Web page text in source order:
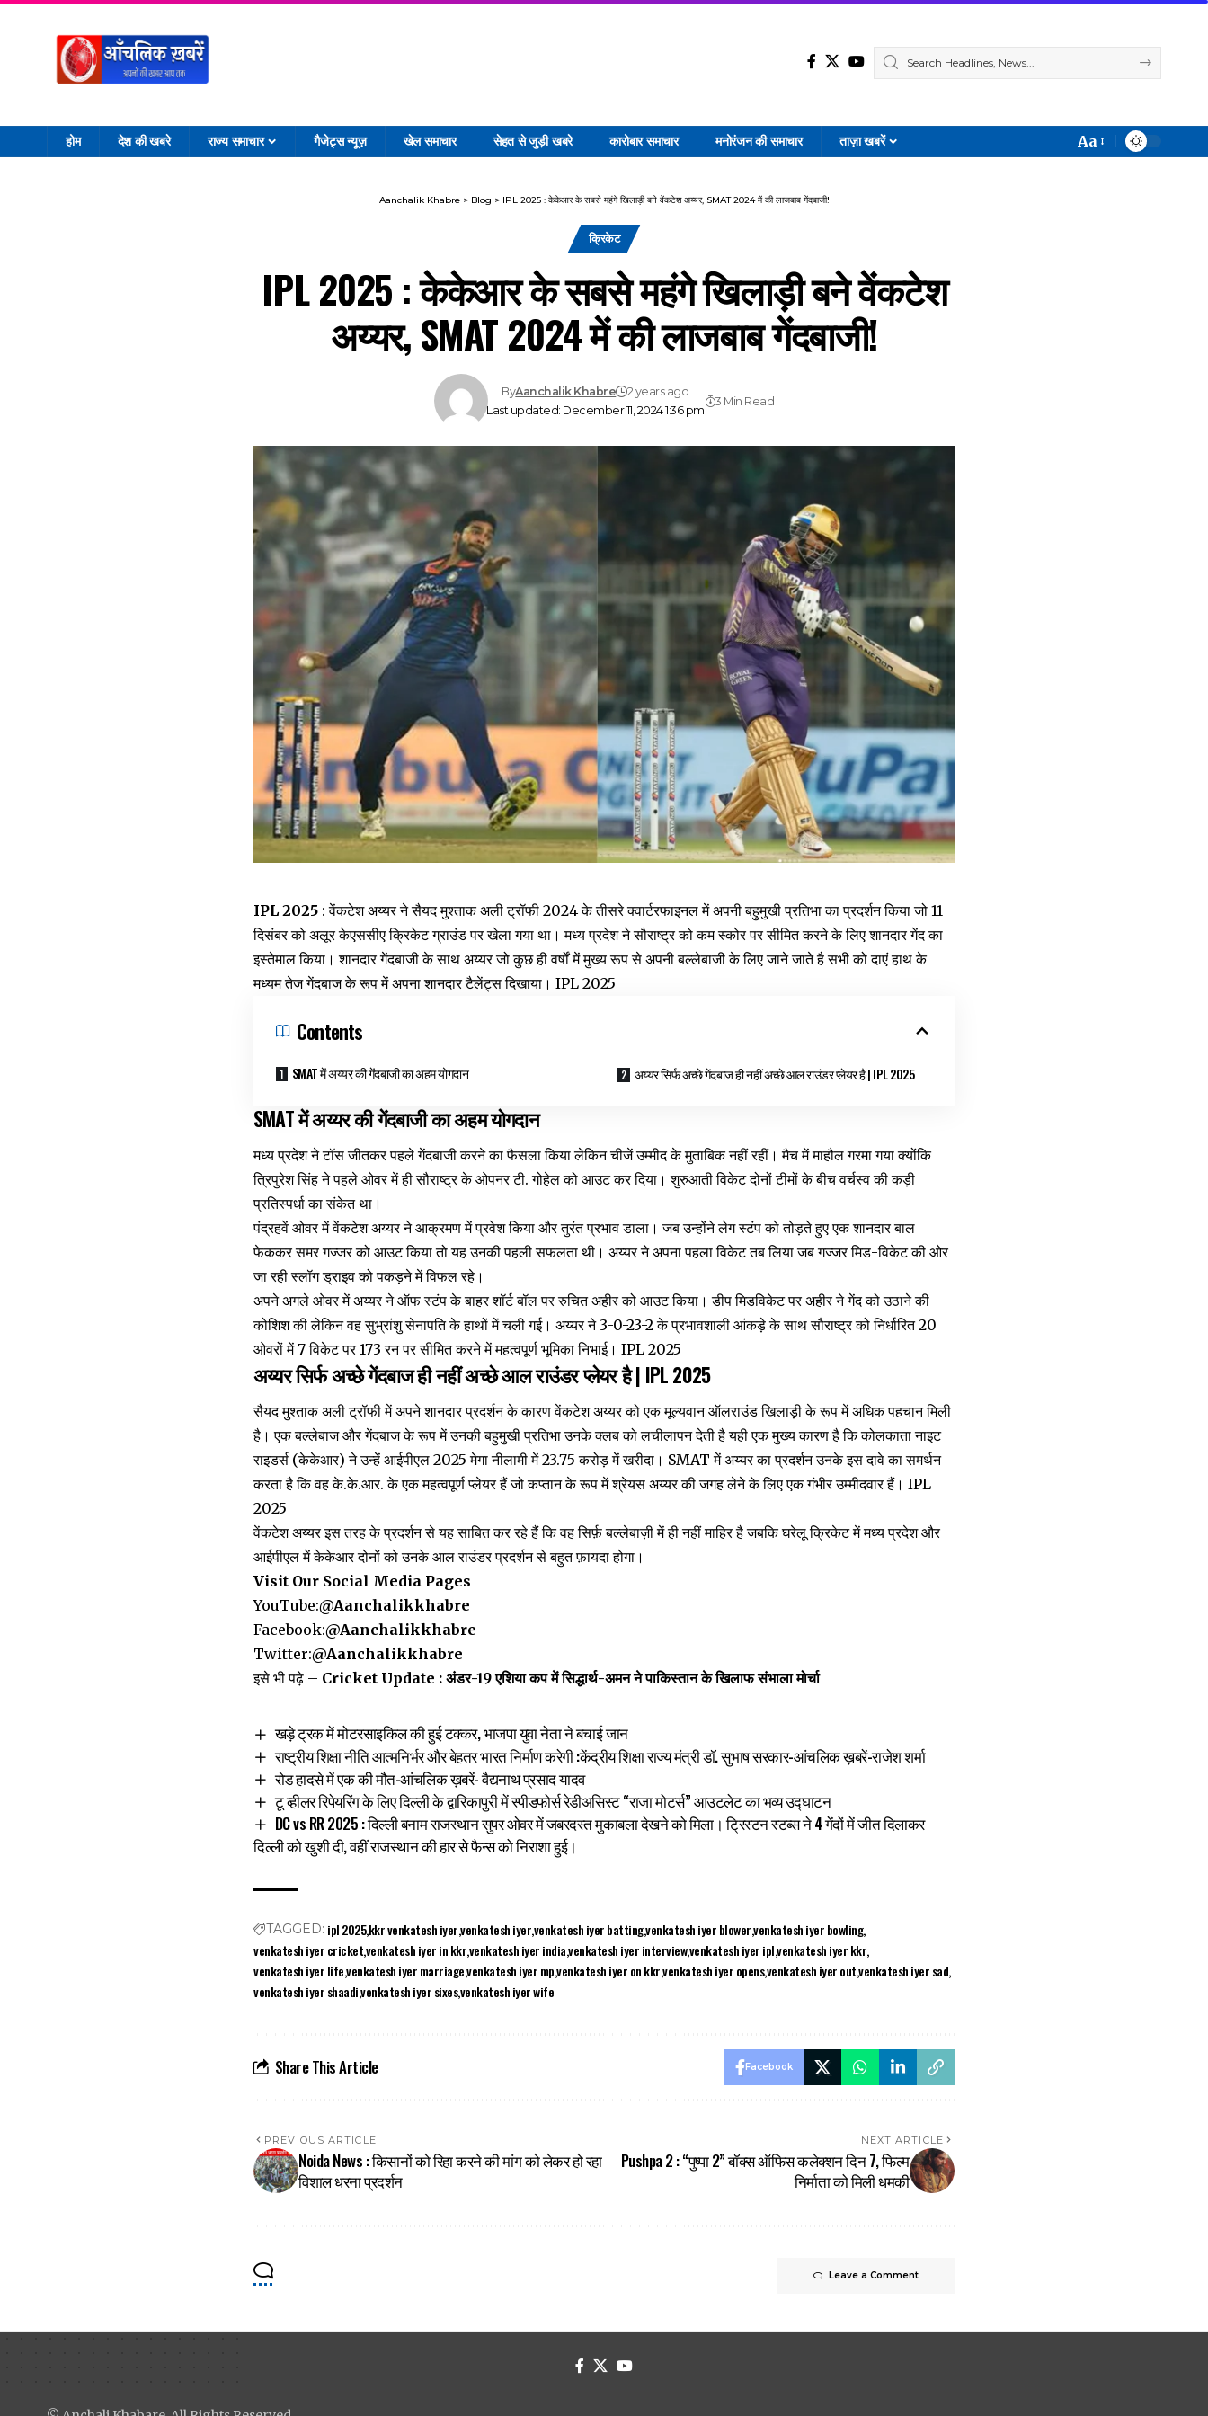
होम देश की खबरे राज्य समाचार गैजेट्स न्यूज़ खेल समाचार सेहत से जुड़ी खबरे कारोबार समाचार मनोरंजन की समाचार ताज़ा खबरें
Font
Aa
Aanchalik Khabre> Blog > IPL 2025 : केकेआर के सबसे महंगे खिलाड़ी बने वेंकटेश अय्यर, SMAT 2024 में की लाजबाब गेंदबाजी!
क्रिकेट
IPL 2025 : केकेआर के सबसे महंगे खिलाड़ी बने वेंकटेश
अय्यर, SMAT 2024 में की लाजबाब गेंदबाजी!
Last updated: December 11, 2024 1:36 pm
ByAanchalik Khabre 2 years ago
3 Min Read
IPL 2025 : वेंकटेश अय्यर ने सैयद मुश्ताक अली ट्रॉफी 2024 के तीसरे क्वार्टरफाइनल में अपनी बहुमुखी प्रतिभा का प्रदर्शन किया जो 11
दिसंबर को अलूर केएससीए क्रिकेट ग्राउंड पर खेला गया था। मध्य प्रदेश ने सौराष्ट्र को कम स्कोर पर सीमित करने के लिए शानदार गेंद का
इस्तेमाल किया। शानदार गेंदबाजी के साथ अय्यर जो कुछ ही वर्षों में मुख्य रूप से अपनी बल्लेबाजी के लिए जाने जाते है सभी को दाएं हाथ के
मध्यम तेज गेंदबाज के रूप में अपना शानदार टैलेंट्स दिखाया। IPL 2025
Contents
SMAT में अय्यर की गेंदबाजी का अहम योगदान अय्यर सिर्फ अच्छे गेंदबाज ही नहीं अच्छे आल राउंडर प्लेयर है | IPL 2025
SMAT में अय्यर की गेंदबाजी का अहम योगदान
मध्य प्रदेश ने टॉस जीतकर पहले गेंदबाजी करने का फैसला किया लेकिन चीजें उम्मीद के मुताबिक नहीं रहीं। मैच में माहौल गरमा गया क्योंकि
त्रिपुरेश सिंह ने पहले ओवर में ही सौराष्ट्र के ओपनर टी. गोहेल को आउट कर दिया। शुरुआती विकेट दोनों टीमों के बीच वर्चस्व की कड़ी
प्रतिस्पर्धा का संकेत था।
पंद्रहवें ओवर में वेंकटेश अय्यर ने आक्रमण में प्रवेश किया और तुरंत प्रभाव डाला। जब उन्होंने लेग स्टंप को तोड़ते हुए एक शानदार बाल
फेककर समर गज्जर को आउट किया तो यह उनकी पहली सफलता थी। अय्यर ने अपना पहला विकेट तब लिया जब गज्जर मिड-विकेट की ओर
जा रही स्लॉग ड्राइव को पकड़ने में विफल रहे।
अपने अगले ओवर में अय्यर ने ऑफ स्टंप के बाहर शॉर्ट बॉल पर रुचित अहीर को आउट किया। डीप मिडविकेट पर अहीर ने गेंद को उठाने की
कोशिश की लेकिन वह सुभ्रांशु सेनापति के हाथों में चली गई। अय्यर ने 3-0-23-2 के प्रभावशाली आंकड़े के साथ सौराष्ट्र को निर्धारित 20
ओवरों में 7 विकेट पर 173 रन पर सीमित करने में महत्वपूर्ण भूमिका निभाई। IPL 2025
अय्यर सिर्फ अच्छे गेंदबाज ही नहीं अच्छे आल राउंडर प्लेयर है | IPL 2025
सैयद मुश्ताक अली ट्रॉफी में अपने शानदार प्रदर्शन के कारण वेंकटेश अय्यर को एक मूल्यवान ऑलराउंड खिलाड़ी के रूप में अधिक पहचान मिली
है। एक बल्लेबाज और गेंदबाज के रूप में उनकी बहुमुखी प्रतिभा उनके क्लब को लचीलापन देती है यही एक मुख्य कारण है कि कोलकाता नाइट
राइडर्स (केकेआर) ने उन्हें आईपीएल 2025 मेगा नीलामी में ₹23.75 करोड़ में खरीदा। SMAT में अय्यर का प्रदर्शन उनके इस दावे का समर्थन
करता है कि वह के.के.आर. के एक महत्वपूर्ण प्लेयर हैं जो कप्तान के रूप में श्रेयस अय्यर की जगह लेने के लिए एक गंभीर उम्मीदवार हैं। IPL
2025
वेंकटेश अय्यर इस तरह के प्रदर्शन से यह साबित कर रहे हैं कि वह सिर्फ़ बल्लेबाज़ी में ही नहीं माहिर है जबकि घरेलू क्रिकेट में मध्य प्रदेश और
आईपीएल में केकेआर दोनों को उनके आल राउंडर प्रदर्शन से बहुत फ़ायदा होगा।
Visit Our Social Media Pages
YouTube:@Aanchalikkhabre
Facebook:@Aanchalikkhabre
Twitter:@Aanchalikkhabre
इसे भी पढ़े – Cricket Update : अंडर-19 एशिया कप में सिद्धार्थ-अमन ने पाकिस्तान के खिलाफ संभाला मोर्चा
खड़े ट्रक में मोटरसाइकिल की हुई टक्कर, भाजपा युवा नेता ने बचाई जान
राष्‍ट्रीय शिक्षा नीति आत्‍मनिर्भर और बेहतर भारत निर्माण करेगी :केंद्रीय शिक्षा राज्‍य मंत्री डॉ. सुभाष सरकार-आंचलिक ख़बरें-राजेश शर्मा
रोड हादसे में एक की मौत-आंचलिक ख़बरें- वैद्यनाथ प्रसाद यादव
टू व्हीलर रिपेयरिंग के लिए दिल्ली के द्वारिकापुरी में स्पीडफोर्स रेडीअसिस्ट “राजा मोटर्स” आउटलेट का भव्य उद्घाटन
DC vs RR 2025 : दिल्ली बनाम राजस्थान सुपर ओवर में जबरदस्त मुकाबला देखने को मिला। ट्रिस्टन स्टब्स ने 4 गेंदों में जीत दिलाकर
दिल्ली को खुशी दी, वहीं राजस्थान की हार से फैन्स को निराशा हुई।
TAGGED: ipl 2025kkr venkatesh iyervenkatesh iyervenkatesh iyer battingvenkatesh iyer blowervenkatesh iyer bowling
venkatesh iyer cricketvenkatesh iyer in kkrvenkatesh iyer indiavenkatesh iyer interviewvenkatesh iyer iplvenkatesh iyer kkr
venkatesh iyer lifevenkatesh iyer marriagevenkatesh iyer mpvenkatesh iyer on kkrvenkatesh iyer opensvenkatesh iyer outvenkatesh iyer sad
venkatesh iyer shaadivenkatesh iyer sixesvenkatesh iyer wife
Share This Article Facebook
PREVIOUS ARTICLE
Noida News : किसानों को रिहा करने की मांग को लेकर हो रहा
विशाल धरना प्रदर्शन
NEXT ARTICLE
Pushpa 2 : “पुष्पा 2” बॉक्स ऑफिस कलेक्शन दिन 7, फिल्म
निर्माता को मिली धमकी
Leave a Comment